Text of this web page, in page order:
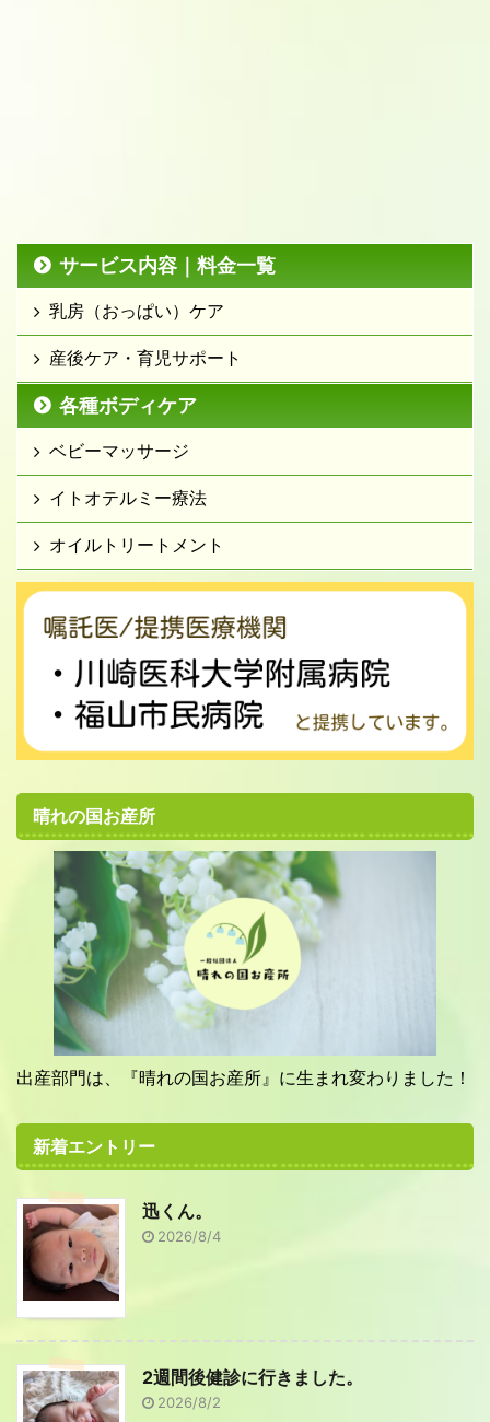
サービス内容｜料金一覧
乳房（おっぱい）ケア
産後ケア・育児サポート
各種ボディケア
ベビーマッサージ
イトオテルミー療法
オイルトリートメント
晴れの国お産所
出産部門は、『晴れの国お産所』に生まれ変わりました！
新着エントリー
迅くん。
2026/8/4
2週間後健診に行きました。
2026/8/2